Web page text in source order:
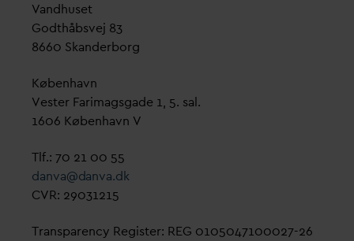
Vandhuset
Godthåbsvej 83
8660 Skanderborg
København
Vester Farimagsgade 1, 5. sal.
1606 København V
Tlf.: 70 21 00 55
danva@danva.dk
CVR: 29031215
Transparency Register: REG 0105047100027-26